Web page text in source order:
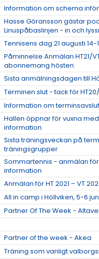
Information om schema inför
Hasse Göransson gästar
Linuspåbaslinjen - in och
Tennisens dag 21 augusti 14-
Påminnelse Anmälan HT21/
abonnemang hösten
Sista anmälningsdagen till
Terminen slut - tack för HT20/
Information om terminsavslut
Hallen öppnar för vuxna
information
Sista träningsveckan på
träningsgrupper
Sommartennis - anmälan
information
Anmälan för HT 2021 – VT
All in camp i Höllviken, 5-6
Partner Of The Week -
Partner of the week - Akea
Träning som vanligt